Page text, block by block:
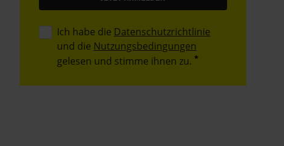
Ich habe die Datenschutzrichtlinie
und die Nutzungsbedingungen
gelesen und stimme ihnen zu.